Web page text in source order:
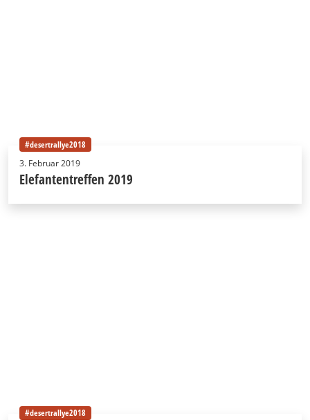
#desertrallye2018
3. Februar 2019
Elefantentreffen 2019
#desertrallye2018